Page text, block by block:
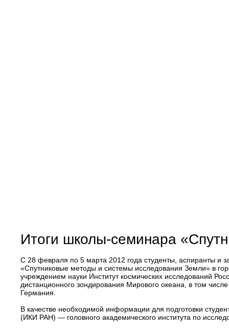
Итоги школы-семинара
С 28 февраля по 5 марта 2012 года студенты, аспиранты
«Спутниковые методы и системы исследования Земли» в
учреждением науки Институт космических исследований
дистанционного зондирования Мирового океана, в том
Германия.
В качестве необходимой информации для подготовки
(ИКИ РАН) — головного академического института по